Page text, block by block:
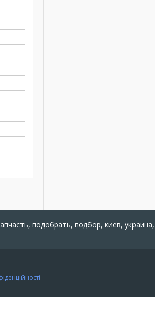
подобрать, подбор, киев,